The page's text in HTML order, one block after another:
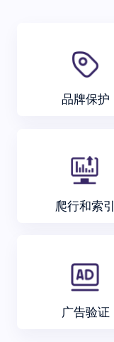
品牌保护
爬行和索引
广告验证